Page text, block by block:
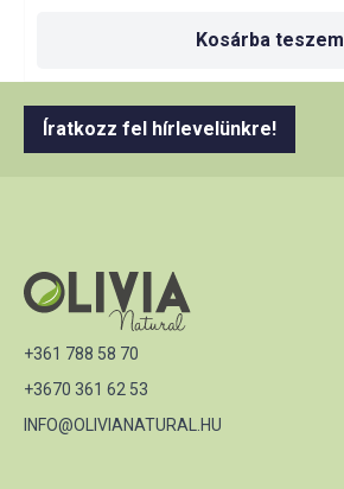
Kosárba teszem
Íratkozz fel hírlevelünkre!
+361 788 58 70
+3670 361 62 53
INFO@OLIVIANATURAL.HU